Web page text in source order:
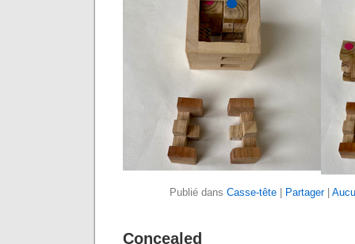
Publié dans Casse-tête Partager|
Concealed